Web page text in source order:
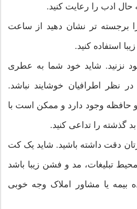
حال ادب را رعایت کنید.
برجسته تر نشان دهید از ساعت
استفاده کنید.
نزنید. شاید خود شما به عطری
در نظر اطرافیان خوشایند نباشد.
حافظه وجود دارد و ممکن است با
را تداعی کنید.
دقت داشته باشید. شاید یک کت
تبلیغات، مد و فشن زیبا باشد
بیمه یا مشاور املاک وجه خوبی